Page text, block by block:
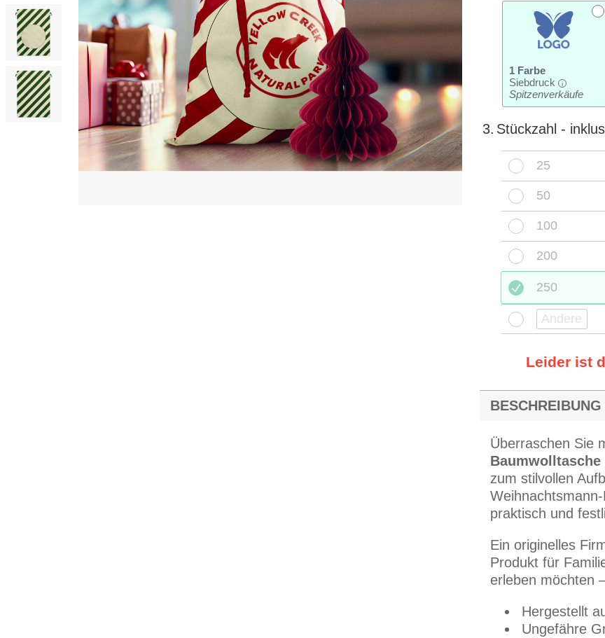
1 Farbe
Siebdruck
i
Spitzenverkäufe
3. Stückzahl -
25
50
100
200
250
Leider ist
BESCHREIBUNG
Überraschen Sie
zum stilvollen
praktisch und
Ein originelles
Produkt für
erleben möchten
Hergestellt
Ungefähre